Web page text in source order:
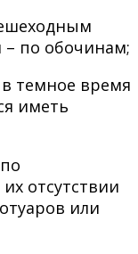
– по обочинам;
темное время
иметь
отсутствии
или